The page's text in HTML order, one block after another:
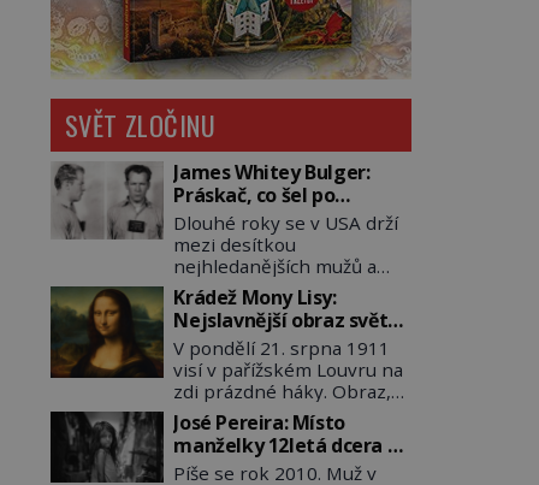
SVĚT ZLOČINU
James Whitey Bulger:
Práskač, co šel po
práskačích
Dlouhé roky se v USA drží
mezi desítkou
nejhledanějších mužů a
dopracuje to až na číslo
dvě – hned po Usámovi bin
Ládinovi (1957–2011). To je
James „Whitey“ Bulger
(1929–2018) viněný ze
spoluúčasti na 19
vraždách, vydírání a lichvy.
A samozřejmě, krom toho
je ještě drogový dealer,
Krádež Mony Lisy:
Nejslavnější obraz světa
zůstane dva roky
nezvěstný
V pondělí 21. srpna 1911
visí v pařížském Louvru na
zdi prázdné háky. Obraz,
který dnes zná celý svět, je
pryč. Zpočátku si nikdo
nemyslí, že jde o krádež.
Zaměstnanci jsou
José Pereira: Místo
manželky 12letá dcera –
a sousedi o všem vědí!
Píše se rok 2010. Muž v